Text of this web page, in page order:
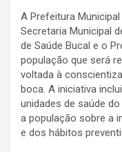
A Prefeitura
Secretaria Municipal
de Saúde Bucal e o
população que será
voltada à
boca. A iniciativa
unidades de saúde
a população sobre a
e dos hábitos